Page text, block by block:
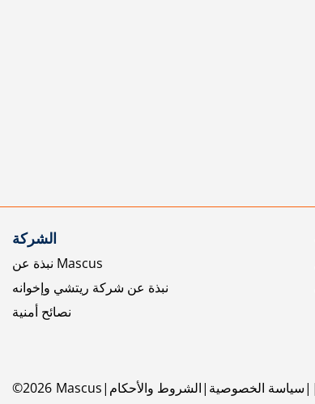
الشركة
نبذة عن Mascus
نبذة عن شركة ريتشي وإخوانه
نصائح أمنية
©2026 Mascus الشروط والأحكام سياسة الخصوصية